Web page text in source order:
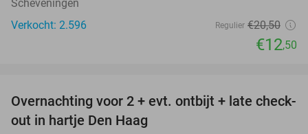
Scheveningen
Verkocht: 2.596
Regulier €20,50
€12,50
30%
Overnachting voor 2 + evt. ontbijt + late check-
out in hartje Den Haag